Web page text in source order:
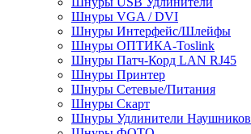
Шнуры VGA / DVI
Шнуры Интерфейс/Шлейфы
Шнуры ОПТИКА-Toslink
Шнуры Патч-Корд LAN RJ45
Шнуры Принтер
Шнуры Сетевые/Питания
Шнуры Скарт
Шнуры Удлинители Наушников